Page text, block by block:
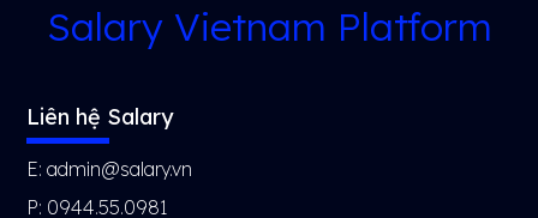
Salary Vietnam Platform
Liên hệ Salary
E: admin@salary.vn
P: 0944.55.0981